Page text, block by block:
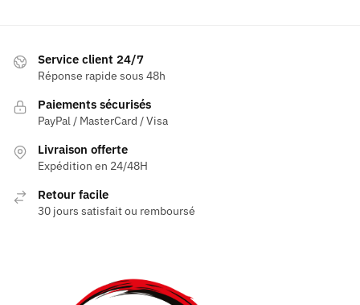
Service client 24/7
Réponse rapide sous 48h
Paiements sécurisés
PayPal / MasterCard / Visa
Livraison offerte
Expédition en 24/48H
Retour facile
30 jours satisfait ou remboursé